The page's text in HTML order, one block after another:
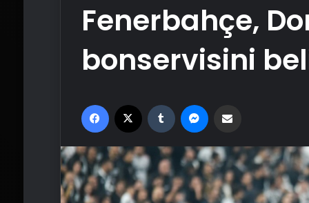
Fenerbahçe,
bonservisini
Facebook Tumblr